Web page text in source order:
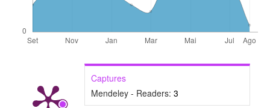
Captures
Mendeley - Readers: 3